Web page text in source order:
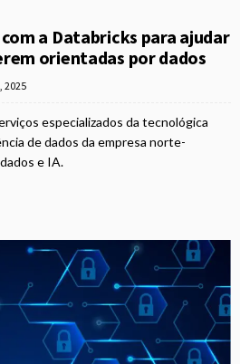
a Databricks para ajudar
orientadas por dados
2025
especializados da tecnológica
de dados da empresa norte-
e IA.